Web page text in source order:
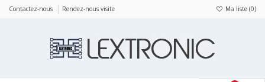
Contactez-nous Rendez-nous visite Ma liste (0)
Panneau de gestion des cookies